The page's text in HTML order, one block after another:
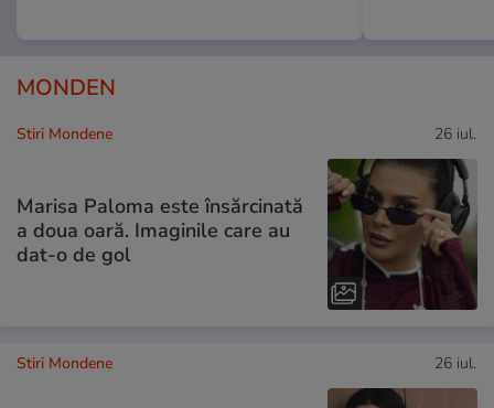
MONDEN
Stiri Mondene 26 iul.
Marisa Paloma este însărcinată
a doua oară. Imaginile care au
dat-o de gol
Stiri Mondene 26 iul.